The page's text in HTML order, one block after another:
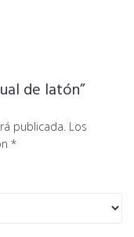
de latón”
publicada. Los
*